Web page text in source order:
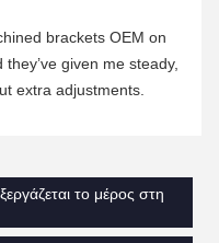
brackets OEM on
given me steady,
extra adjustments.
το μέρος στη